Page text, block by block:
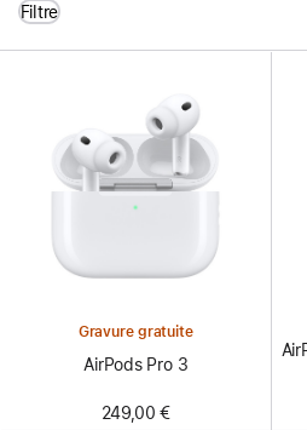
Filtre
Gravure gratuite
AirPods Pro 3
249,00 €